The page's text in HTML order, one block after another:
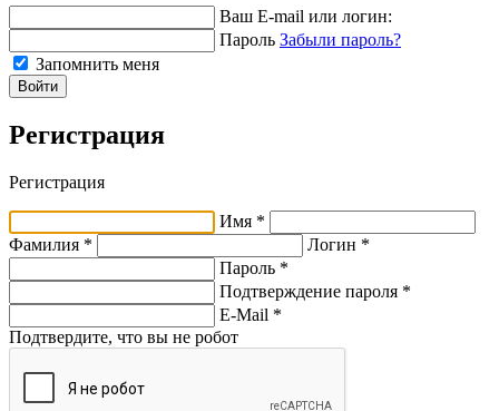
Ваш E-mail или логин:
Пароль Забыли пароль?
Запомнить меня
Войти
Регистрация
Регистрация
Имя *
Фамилия *
Логин *
Пароль *
Подтверждение пароля *
E-Mail *
Подтвердите, что вы не робот